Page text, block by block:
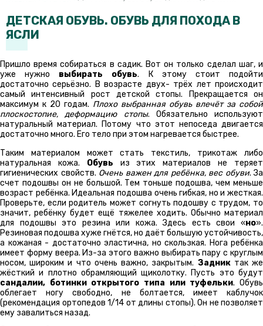
ДЕТСКАЯ ОБУВЬ. ОБУВЬ ДЛЯ ПОХОДА В
ЯСЛИ
Пришло время собираться в садик. Вот он только сделал шаг, и
уже нужно выбирать обувь. К этому стоит подойти
достаточно серьёзно. В возрасте двух- трёх лет происходит
самый интенсивный рост детской стопы. Прекращается он
максимум к 20 годам. Плохо выбранная обувь влечёт за собой
плоскостопие, деформацию стопы. Обязательно используют
натуральный материал. Потому что этот непоседа двигается
достаточно много. Его тело при этом нагревается быстрее.
Таким материалом может стать текстиль, трикотаж либо
натуральная кожа. Обувь из этих материалов не теряет
гигиенических свойств. Очень важен для ребёнка, вес обуви. За
счет подошвы он не большой. Тем тоньше подошва, чем меньше
возраст ребёнка. Идеальная подошва очень гибкая, но и жесткая.
Проверьте, если родитель может согнуть подошву с трудом, то
значит, ребёнку будет ещё тяжелее ходить. Обычно материал
для подошвы это резина или кожа. Здесь есть свои «но».
Резиновая подошва хуже гнётся, но даёт большую устойчивость,
а кожаная - достаточно эластична, но скользкая. Нога ребёнка
имеет форму веера. Из-за этого важно выбирать пару с круглым
носом, широким и что очень важно, закрытым. Задниктак же
жёсткий и плотно обрамляющий щиколотку. Пусть это будут
сандалии, ботинки открытого типа или туфельки. Обувь
облегает ногу свободно, не болтается, имеет каблучок
(рекомендация ортопедов 1/14 от длины стопы). Он не позволяет
ему завалиться назад.